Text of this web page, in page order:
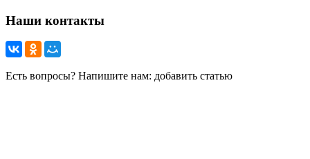
Наши контакты
Есть вопросы? Напишите нам: добавить статью